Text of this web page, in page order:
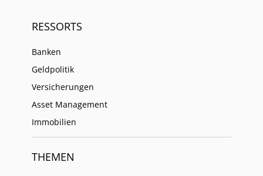
RESSORTS
Banken
Geldpolitik
Versicherungen
Asset Management
Immobilien
THEMEN